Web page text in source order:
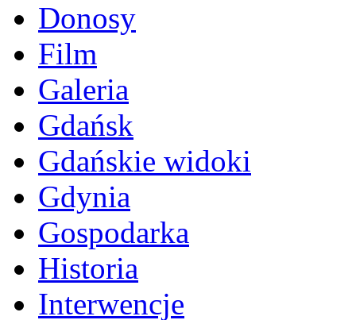
Donosy
Film
Galeria
Gdańsk
Gdańskie widoki
Gdynia
Gospodarka
Historia
Interwencje